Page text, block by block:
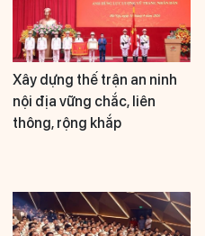
Xây dựng thế trận an ninh
nội địa vững chắc, liên
thông, rộng khắp